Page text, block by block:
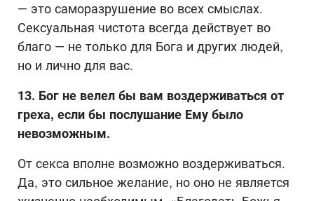
— это саморазрушение во всех смыслах.
Сексуальная чистота всегда действует во
благо — не только для Бога и других людей,
но и лично для вас.
13. Бог не велел бы вам воздерживаться от
греха, если бы послушание Ему было
невозможным.
От секса вполне возможно воздерживаться.
Да, это сильное желание, но оно не является